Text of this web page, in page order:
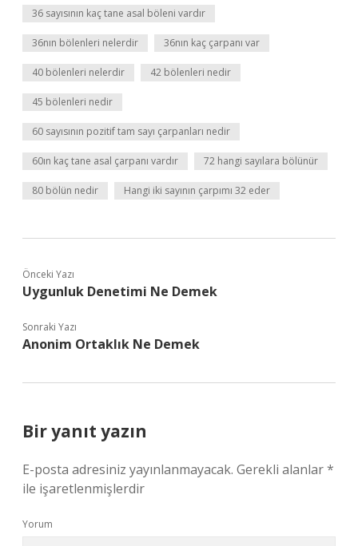
36 sayısının kaç tane asal böleni vardır
36nın bölenleri nelerdir 36nın kaç çarpanı var
40 bölenleri nelerdir 42 bölenleri nedir
45 bölenleri nedir
60 sayısının pozitif tam sayı çarpanları nedir
60ın kaç tane asal çarpanı vardır 72 hangi sayılara bölünür
80 bölün nedir Hangi iki sayının çarpımı 32 eder
Önceki Yazı
Uygunluk Denetimi Ne Demek
Sonraki Yazı
Anonim Ortaklık Ne Demek
Bir yanıt yazın
E-posta adresiniz yayınlanmayacak. Gerekli alanlar*
ile işaretlenmişlerdir
Yorum